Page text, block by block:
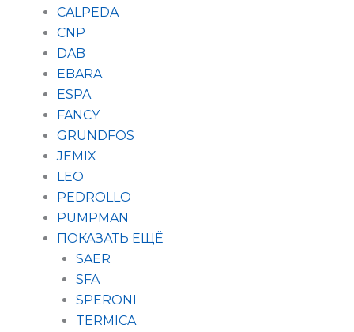
CALPEDA
CNP
DAB
EBARA
ESPA
FANCY
GRUNDFOS
JEMIX
LEO
PEDROLLO
PUMPMAN
ПОКАЗАТЬ ЕЩЁ
SAER
SFA
SPERONI
TERMICA